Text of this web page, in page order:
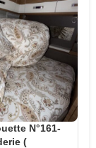
N°161-
(